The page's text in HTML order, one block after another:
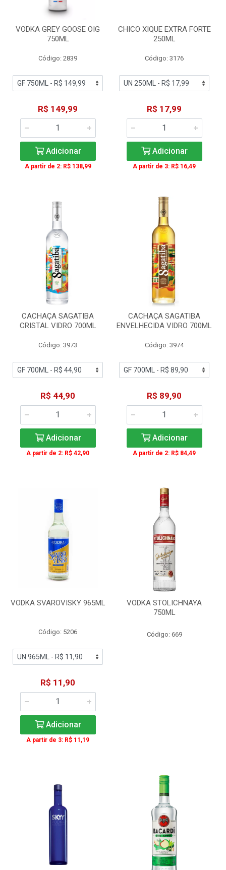
VODKA GREY GOOSE OIG
750ML
Código: 2839
R$ 149,99
Adicionar
A partir de 2: R$ 138,99
CHICO XIQUE EXTRA FORTE
250ML
Código: 3176
R$ 17,99
Adicionar
A partir de 3: R$ 16,49
CACHAÇA SAGATIBA
CRISTAL VIDRO 700ML
Código: 3973
R$ 44,90
Adicionar
A partir de 2: R$ 42,90
CACHAÇA SAGATIBA
ENVELHECIDA VIDRO 700ML
Código: 3974
R$ 89,90
Adicionar
A partir de 2: R$ 84,49
VODKA SVAROVISKY 965ML
Código: 5206
R$ 11,90
Adicionar
A partir de 3: R$ 11,19
VODKA STOLICHNAYA
750ML
Código: 669